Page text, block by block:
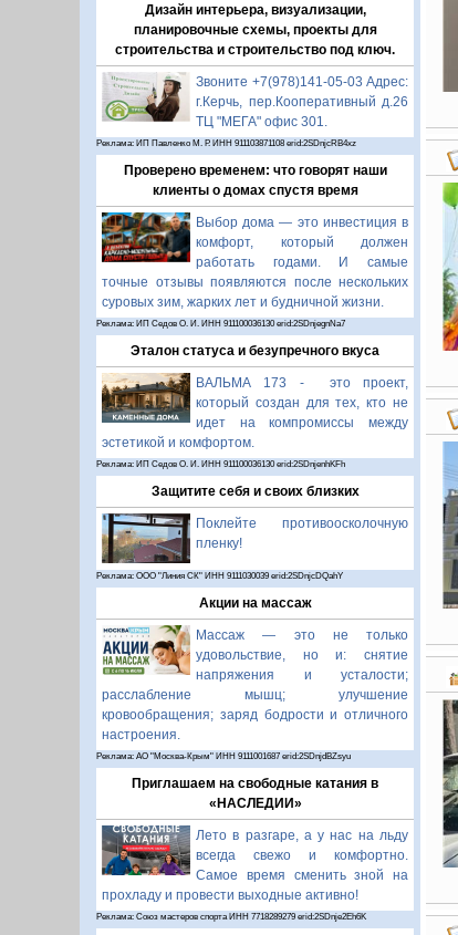
Дизайн интерьера, визуализации,
планировочные схемы, проекты для
строительства и строительство под ключ.
Звоните +7(978)141-05-03 Адрес:
г.Керчь, пер.Кооперативный д.26
ТЦ "МЕГА" офис 301.
Реклама: ИП Павленко М. Р. ИНН 911103871108 erid:2SDnjcRB4xz
Проверено временем: что говорят наши
клиенты о домах спустя время
Выбор дома — это инвестиция в
комфорт, который должен
работать годами. И самые
точные отзывы появляются после нескольких
суровых зим, жарких лет и будничной жизни.
Реклама: ИП Седов О. И. ИНН 911100036130 erid:2SDnjegnNa7
Эталон статуса и безупречного вкуса
ВАЛЬМА 173 - это проект,
который создан для тех, кто не
идет на компромиссы между
эстетикой и комфортом.
Реклама: ИП Седов О. И. ИНН 911100036130 erid:2SDnjenhKFh
Защитите себя и своих близких
Поклейте противоосколочную
пленку!
Реклама: ООО "Линия СК" ИНН 9111030039 erid:2SDnjcDQahY
Акции на массаж
Массаж — это не только
удовольствие, но и: снятие
напряжения и усталости;
расслабление мышц; улучшение
кровообращения; заряд бодрости и отличного
настроения.
Реклама: АО "Москва-Крым" ИНН 9111001687 erid:2SDnjdBZsyu
Приглашаем на свободные катания в
«НАСЛЕДИИ»
Лето в разгаре, а у нас на льду
всегда свежо и комфортно.
Самое время сменить зной на
прохладу и провести выходные активно!
Реклама: Союз мастеров спорта ИНН 7718289279 erid:2SDnje2Eh6K